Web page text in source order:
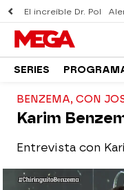
El increíble Dr. Pol
SERIES
BENZEMA, CON
Karim
Entrevista con